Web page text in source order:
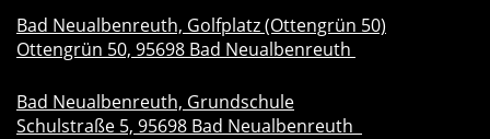
Bad Neualbenreuth, Golfplatz (Ottengrün 50)
Ottengrün 50, 95698 Bad Neualbenreuth
Bad Neualbenreuth, Grundschule
Schulstraße 5, 95698 Bad Neualbenreuth